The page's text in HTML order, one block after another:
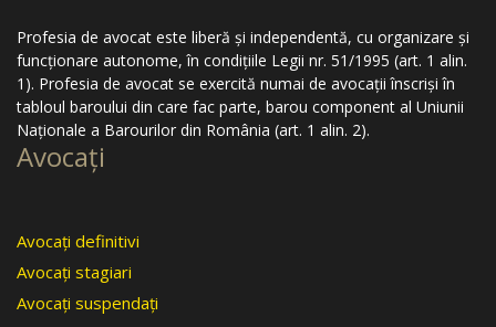
Profesia de avocat este liberă şi independentă, cu organizare şi
funcţionare autonome, în condiţiile Legii nr. 51/1995 (art. 1 alin.
1). Profesia de avocat se exercită numai de avocaţii înscrişi în
tabloul baroului din care fac parte, barou component al Uniunii
Naţionale a Barourilor din România (art. 1 alin. 2).
Avocaţi
Avocaţi definitivi
Avocaţi stagiari
Avocaţi suspendaţi